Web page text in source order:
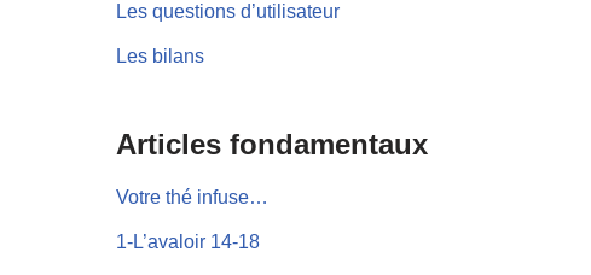
Les questions d’utilisateur
Les bilans
Articles fondamentaux
Votre thé infuse…
1-L’avaloir 14-18